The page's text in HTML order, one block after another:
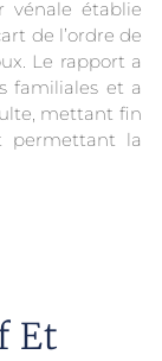
vénale établie
de l’ordre de
Le rapport a
familiales et a
mettant fin
permettant la
Et